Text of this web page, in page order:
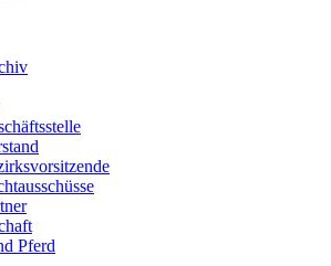
Pferd